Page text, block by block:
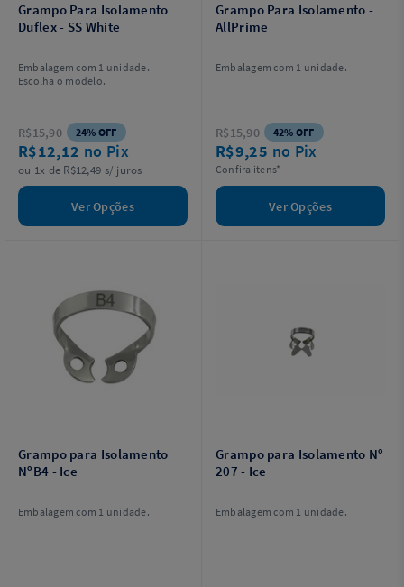
Grampo Para Isolamento
Duflex - SS White
Embalagem com 1 unidade.
Escolha o modelo.
R$15,90 24% OFF
R$12,12 no Pix
ou 1x de R$12,49 s/ juros
Ver Opções
Grampo Para Isolamento -
AllPrime
Embalagem com 1 unidade.
R$15,90 42% OFF
R$9,25 no Pix
Confira itens*
Ver Opções
Grampo para Isolamento
NºB4 - Ice
Embalagem com 1 unidade.
Grampo para Isolamento Nº
207 - Ice
Embalagem com 1 unidade.